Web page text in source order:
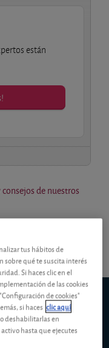
están
de nuestros
1y 5y 10y
A USDBolsa
tus hábitos de
qué te suscita interés
Si haces clic en el
de las cookies
de cookies"
si haces clic aquí
deshabilitarlas en
hasta que ejecutes